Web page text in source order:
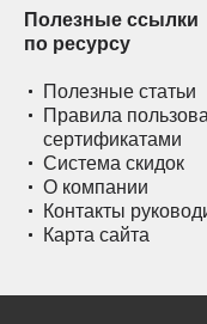
Полезные ссылки
по ресурсу
Полезные статьи
Правила
сертификатами
Система скидок
О компании
Контакты
Карта сайта